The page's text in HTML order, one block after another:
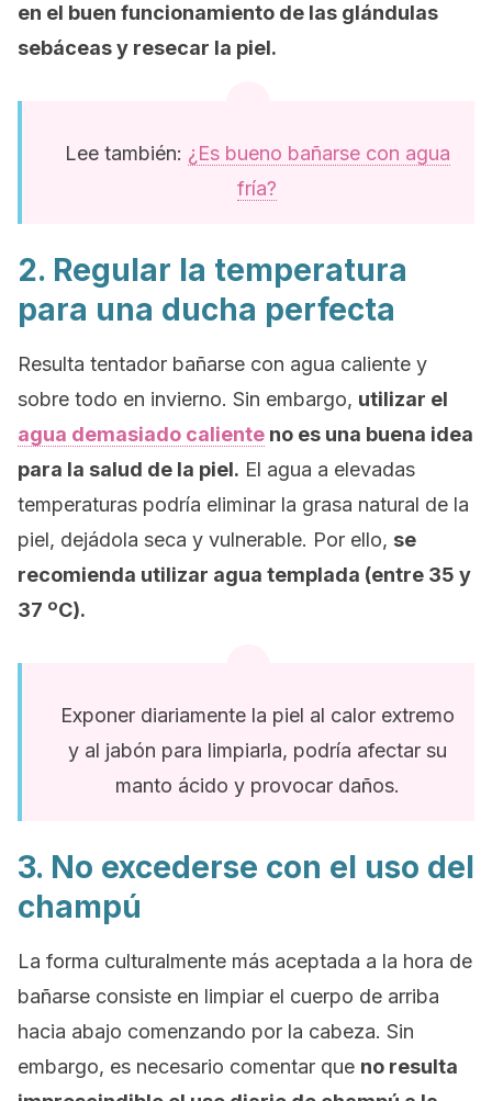
en el buen funcionamiento de las glándulas
sebáceas y resecar la piel.
Lee también: ¿Es bueno bañarse con agua
fría?
2. Regular la temperatura
para una ducha perfecta
Resulta tentador bañarse con agua caliente y
sobre todo en invierno. Sin embargo, utilizar el
agua demasiado caliente no es una buena idea
para la salud de la piel. El agua a elevadas
temperaturas podría eliminar la grasa natural de la
piel, dejádola seca y vulnerable. Por ello, se
recomienda utilizar agua templada (entre 35 y
37 ºC).
Exponer diariamente la piel al calor extremo
y al jabón para limpiarla, podría afectar su
manto ácido y provocar daños.
3. No excederse con el uso del
champú
La forma culturalmente más aceptada a la hora de
bañarse consiste en limpiar el cuerpo de arriba
hacia abajo comenzando por la cabeza. Sin
embargo, es necesario comentar que no resulta